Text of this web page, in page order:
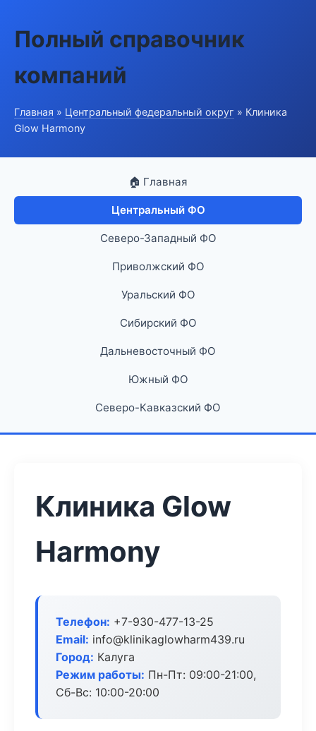
Полный справочник
компаний
Главная » Центральный федеральный округ » Клиника
Glow Harmony
🏠 Главная
Центральный ФО
Северо-Западный ФО
Приволжский ФО
Уральский ФО
Сибирский ФО
Дальневосточный ФО
Южный ФО
Северо-Кавказский ФО
Клиника Glow
Harmony
Телефон: +7-930-477-13-25
Email: info@klinikaglowharm439.ru
Город: Калуга
Режим работы: Пн-Пт: 09:00-21:00,
Сб-Вс: 10:00-20:00